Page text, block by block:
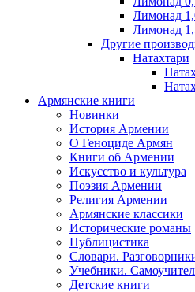
Лимонад
Лимонад
Другие
Натахтари
Армянские книги
Новинки
История Армении
О Геноциде Армян
Книги об Армении
Иcкусство и культура
Поэзия Армении
Религия Армении
Армянские классики
Исторические романы
Публицистика
Словари.
Учебники.
Детские книги